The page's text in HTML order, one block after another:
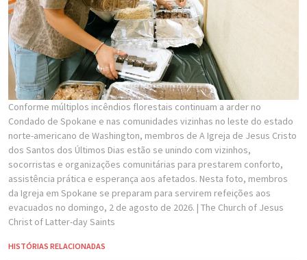
Conforme múltiplos incêndios florestais continuam a arder no
Condado de Spokane e nas comunidades vizinhas no leste do estado
norte-americano de Washington, membros de A Igreja de Jesus Cristo
dos Santos dos Últimos Dias estão se unindo com vizinhos,
socorristas e organizações comunitárias para prestarem conforto,
assistência prática e esperança aos afetados. Nesta foto, membros
da Igreja em Spokane se preparam para servirem refeições aos
evacuados no domingo, 2 de agosto de 2026. | The Church of Jesus
Christ of Latter-day Saints
HISTÓRIAS RELACIONADAS